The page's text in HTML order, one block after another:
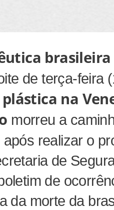
brasileira
de terça-feira
na
morreu a
após realizar o
de
de
da morte da